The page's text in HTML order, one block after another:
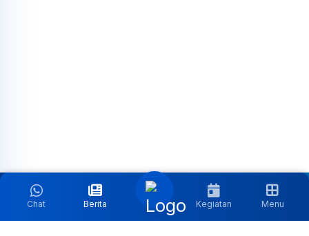
Follow Media Sosial Kami:
Chat Berita Kegiatan Menu